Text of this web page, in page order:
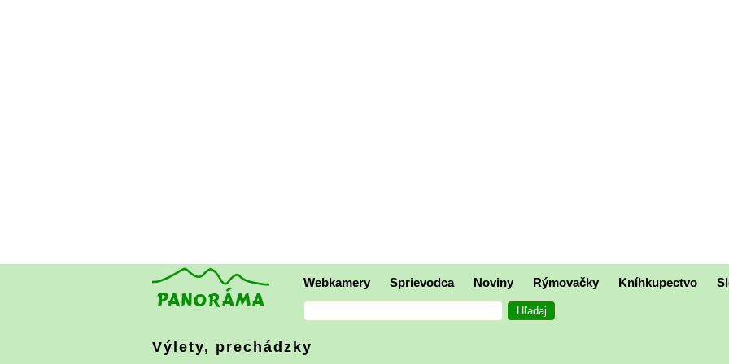
Webkamery Sprievodca Noviny Rýmovačky Kníhkupectvo
Výlety, prechádzky